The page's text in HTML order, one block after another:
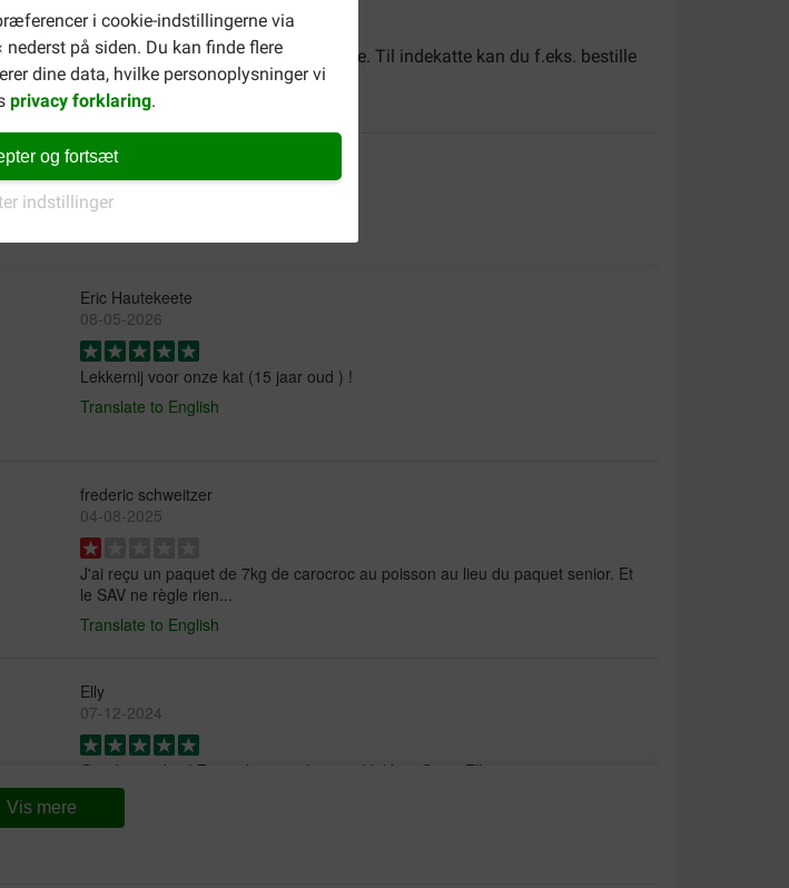
i cookie-indstillingerne via
på siden. Du kan finde flere
dine data, hvilke personoplysninger vi
privacy forklaring.
og fortsæt
indstillinger
kattefoder, også til unge og voksne katte. Til indekatte kan du f.eks. bestille
Eric Hautekeete
08-05-2026
Lekkernij voor onze kat (15 jaar oud ) !
Translate to English
frederic schweitzer
04-08-2025
J'ai reçu un paquet de 7kg de carocroc au poisson au lieu du paquet senior. Et
le SAV ne règle rien...
Translate to English
Elly
07-12-2024
Goede voeding! Ze vinden in ieder geval lekker. Groet Elly
Vis mere